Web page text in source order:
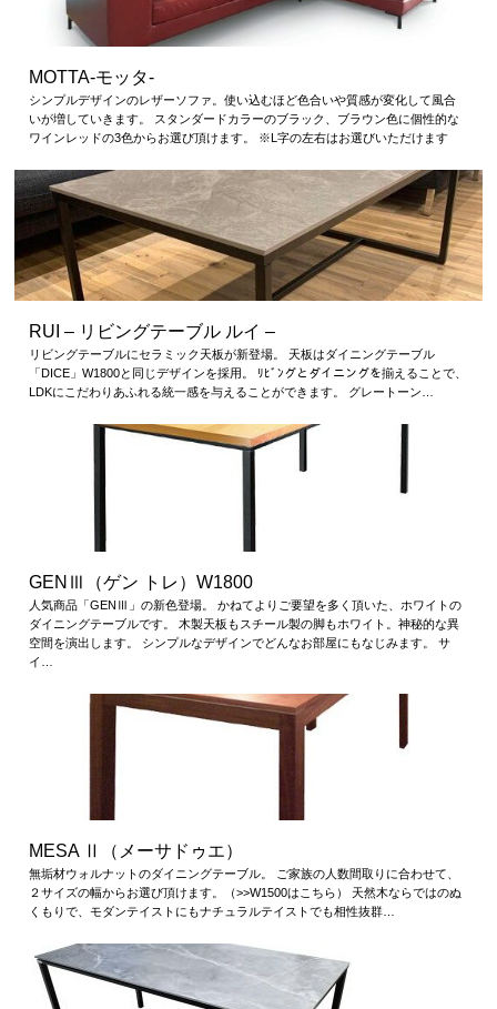
MOTTA-モッタ-
シンプルデザインのレザーソファ。使い込むほど色合いや質感が変化して風合
いが増していきます。 スタンダードカラーのブラック、ブラウン色に個性的な
ワインレッドの3色からお選び頂けます。 ※L字の左右はお選びいただけます
RUI – リビングテーブル ルイ –
リビングテーブルにセラミック天板が新登場。 天板はダイニングテーブル
「DICE」W1800と同じデザインを採用。 ﾘﾋﾞﾝグとダイニングを揃えることで、
LDKにこだわりあふれる統一感を与えることができます。 グレートーン…
GENⅢ（ゲン トレ）W1800
人気商品「GENⅢ」の新色登場。 かねてよりご要望を多く頂いた、ホワイトの
ダイニングテーブルです。 木製天板もスチール製の脚もホワイト。神秘的な異
空間を演出します。 シンプルなデザインでどんなお部屋にもなじみます。 サ
イ…
MESA Ⅱ（メーサドゥエ）
無垢材ウォルナットのダイニングテーブル。 ご家族の人数間取りに合わせて、
２サイズの幅からお選び頂けます。（>>W1500はこちら） 天然木ならではのぬ
くもりで、モダンテイストにもナチュラルテイストでも相性抜群…